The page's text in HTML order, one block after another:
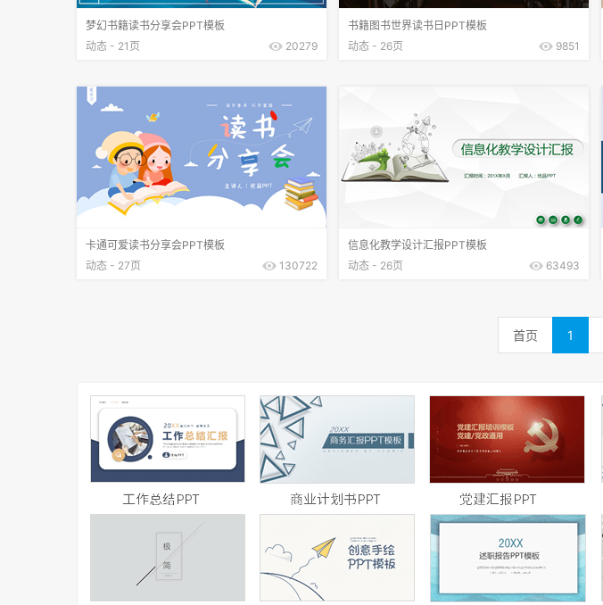
梦幻书籍读书分享会PPT模板
动态 - 21页
20279
书籍图书世界读书日PPT模板
动态 - 26页
9851
卡通可爱读书分享会PPT模板
动态 - 27页
130722
信息化教学设计汇报PPT模板
动态 - 26页
63493
首页 1